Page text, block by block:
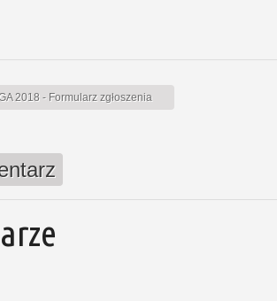
2018 - Formularz zgłoszenia